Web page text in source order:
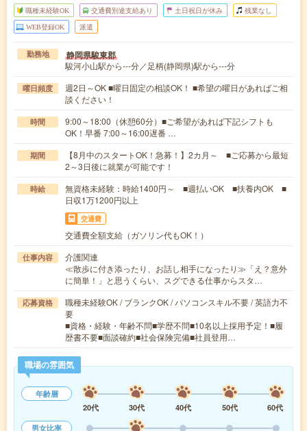
職種未経験OK 交通費別途支給あり 土日祝日が休み 残業なし
WEB登録OK 派遣
勤務地 静岡県駿東郡
駿河小山駅から---分／足柄(静岡県)駅から---分
曜日頻度
週2日～OK ■曜日固定の相談OK！ ■希望の曜日があればご相
談ください！
時間
9:00～18:00（休憩60分）■ご希望があれば下記シフトも
OK！早番 7:00～16:00遅番 …
期間
【8月中のスタートOK！急募！】2カ月～ ■ご応募から最短
2～3日後に就業が可能です！
時給
無資格未経験：時給1400円～ ■週払いOK ■扶養内OK ■
日収1万1200円以上
交通費
交通費全額支給（ガソリン代もOK！）
仕事内容
介護関連
≪散歩に付き添ったり、お話し相手になったり≫「え？意外
に簡単！」と思うくらい、スグできる仕事からスタ…
応募資格
職種未経験OK / ブランクOK / パソコンスキル不要 / 英語力不
要
■資格・経験・年齢不問■学歴不問■10名以上採用予定！■履
歴書不要■面談確約■社会保険完備■社員登用…
職場の雰囲気
年齢層
20代
30代 40代 50代
60代
男女比率